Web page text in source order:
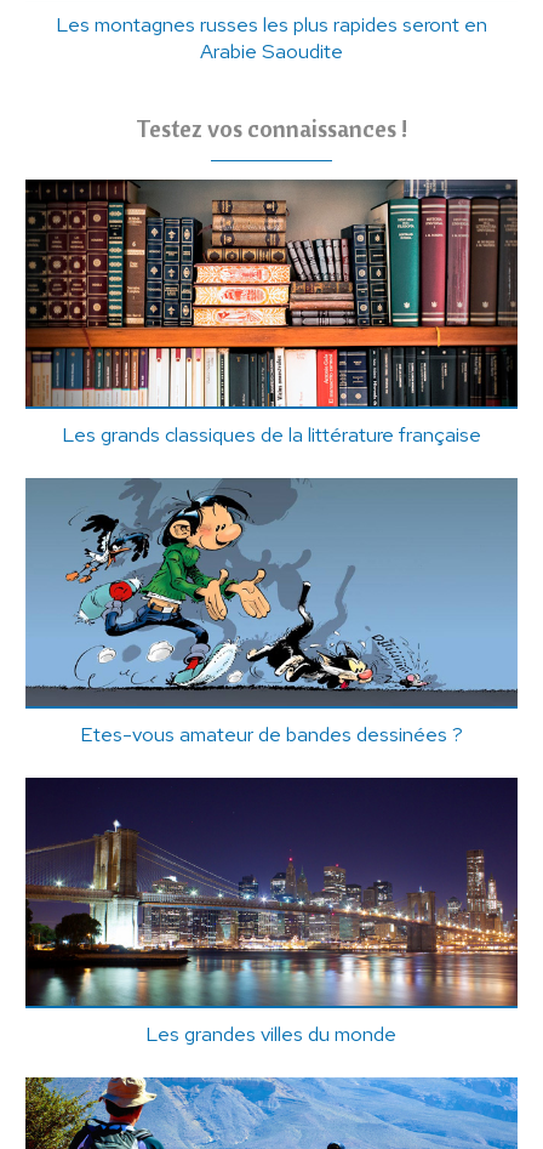
Les montagnes russes les plus rapides seront en
Arabie Saoudite
Testez vos connaissances !
Les grands classiques de la littérature française
Etes-vous amateur de bandes dessinées ?
Les grandes villes du monde